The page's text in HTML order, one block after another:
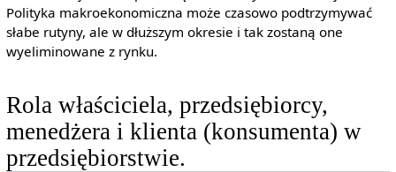
Polityka makroekonomiczna może czasowo podtrzymywać
słabe rutyny, ale w dłuższym okresie i tak zostaną one
wyeliminowane z rynku.
Rola właściciela, przedsiębiorcy,
menedżera i klienta (konsumenta) w
przedsiębiorstwie.